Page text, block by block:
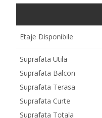
Etaje Disponibile
Suprafata Utila
Suprafata Balcon
Suprafata Terasa
Suprafata Curte
Suprafata Totala